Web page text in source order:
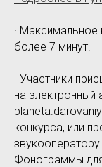
· Максимальное
более 7 минут.
· Участники
на электронный
конкурса, или
Фонограммы